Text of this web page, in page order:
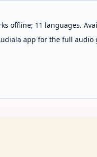
offline; 11 languages.
app for the full audio